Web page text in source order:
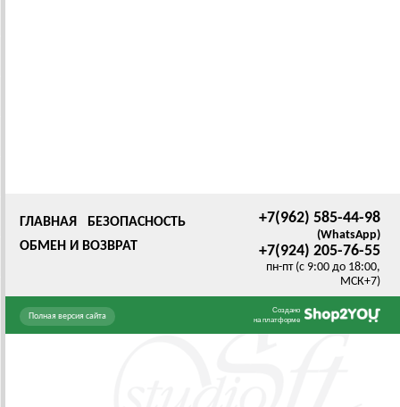
+7(962) 585-44-98
(WhatsApp)
+7(924) 205-76-55
пн-пт (с 9:00 до 18:00,
МСК+7)
ГЛАВНАЯ
БЕЗОПАСНОСТЬ
ОБМЕН И ВОЗВРАТ
Создано
на платформе
Полная версия сайта